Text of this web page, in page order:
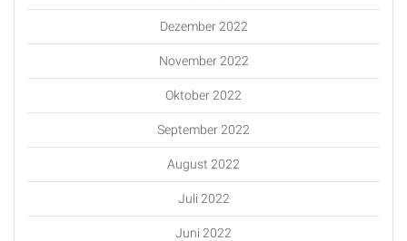
Dezember 2022
November 2022
Oktober 2022
September 2022
August 2022
Juli 2022
Juni 2022